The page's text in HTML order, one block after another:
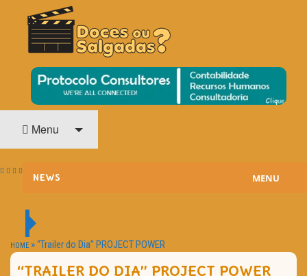
DOCES OU SALGADAS?
O Cinema? Uma Paixão!!
Menu
NEWS
PASSATEMPOS
HOME CINEMA
MENU
HOME »“Trailer do Dia” PROJECT POWER
“TRAILER DO DIA” PROJECT POWER